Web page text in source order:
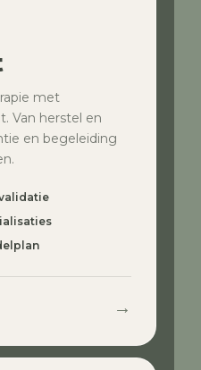
met
Van herstel en
en begeleiding
→